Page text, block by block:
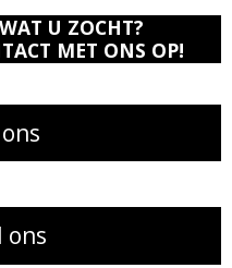
U ZOCHT?
MET ONS OP!
ons